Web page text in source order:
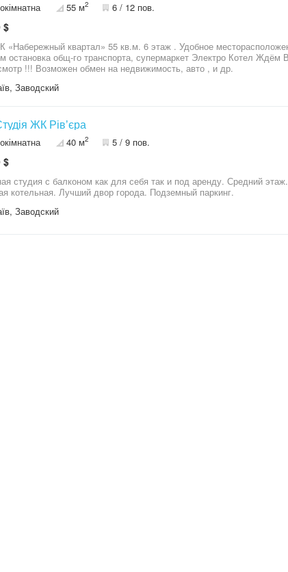
55 м2 6 / 12 пов.
$
Вас
на просмотр !!! Возможен обмен на недвижимость, авто , и др.
Заводский
ЖК Рівʼєра
40 м2 5 / 9 пов.
$
студия с балконом как для себя так и под аренду. Средний этаж.
котельная. Лучший двор города. Подземный паркинг.
Заводский